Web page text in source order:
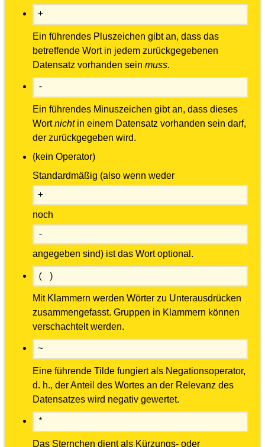
+
Ein führendes Pluszeichen gibt an, dass das
betreffende Wort in jedem zurückgegebenen
Datensatz vorhanden sein muss.
-
Ein führendes Minuszeichen gibt an, dass dieses
Wortnichtin einem Datensatz vorhanden sein darf,
der zurückgegeben wird.
(kein Operator)
Standardmäßig (also wenn weder
+
noch
-
angegeben sind) ist das Wort optional.
( )
Mit Klammern werden Wörter zu Unterausdrücken
zusammengefasst. Gruppen in Klammern können
verschachtelt werden.
~
Eine führende Tilde fungiert als Negationsoperator,
d. h., der Anteil des Wortes an der Relevanz des
Datensatzes wird negativ gewertet.
*
Das Sternchen dient als Kürzungs- oder